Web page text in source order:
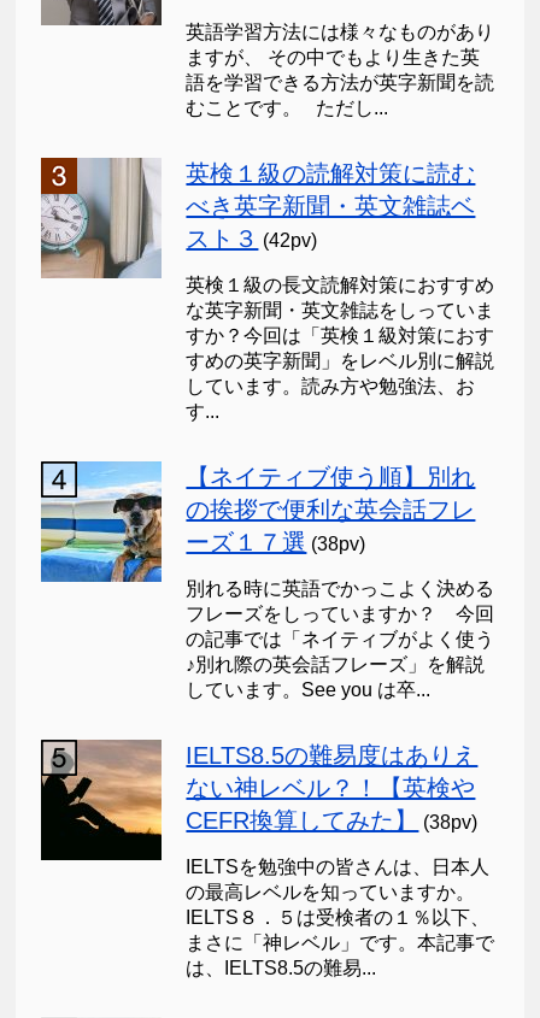
英語学習方法には様々なものがあり
ますが、 その中でもより生きた英
語を学習できる方法が英字新聞を読
むことです。 ただし...
英検１級の読解対策に読む
べき英字新聞・英文雑誌ベ
スト３ (42pv)
英検１級の長文読解対策におすすめ
な英字新聞・英文雑誌をしっていま
すか？今回は「英検１級対策におす
すめの英字新聞」をレベル別に解説
しています。読み方や勉強法、お
す...
【ネイティブ使う順】別れ
の挨拶で便利な英会話フレ
ーズ１７選 (38pv)
別れる時に英語でかっこよく決める
フレーズをしっていますか？ 今回
の記事では「ネイティブがよく使う
♪別れ際の英会話フレーズ」を解説
しています。See you は卒...
IELTS8.5の難易度はありえ
ない神レベル？！【英検や
CEFR換算してみた】
(38pv)
IELTSを勉強中の皆さんは、日本人
の最高レベルを知っていますか。
IELTS８．５は受検者の１％以下、
まさに「神レベル」です。本記事で
は、IELTS8.5の難易...